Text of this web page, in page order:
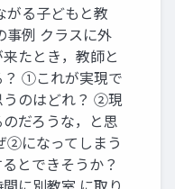
る子どもと教
事例 クラスに外
たとき，教師と
？ ①これが実現で
うのはどれ？ ②現
だろうな，と思
②になってしまう
とできそうか？